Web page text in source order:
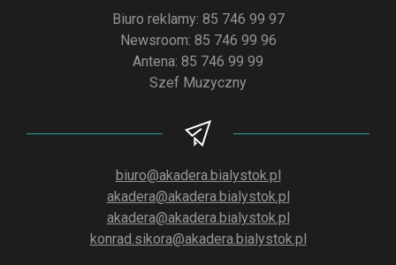
Biuro reklamy: 85 746 99 97
Newsroom: 85 746 99 96
Antena: 85 746 99 99
Szef Muzyczny
biuro@akadera.bialystok.pl
akadera@akadera.bialystok.pl
akadera@akadera.bialystok.pl
konrad.sikora@akadera.bialystok.pl